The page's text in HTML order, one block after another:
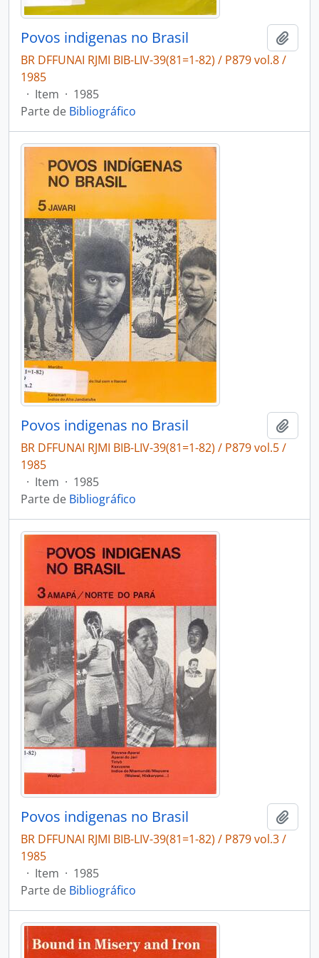
Povos indigenas no Brasil
BR DFFUNAI RJMI BIB-LIV-39(81=1-82) / P879 vol.8 /
1985
· Item · 1985
Parte de Bibliográfico
Povos indigenas no Brasil
BR DFFUNAI RJMI BIB-LIV-39(81=1-82) / P879 vol.5 /
1985
· Item · 1985
Parte de Bibliográfico
Povos indigenas no Brasil
BR DFFUNAI RJMI BIB-LIV-39(81=1-82) / P879 vol.3 /
1985
· Item · 1985
Parte de Bibliográfico